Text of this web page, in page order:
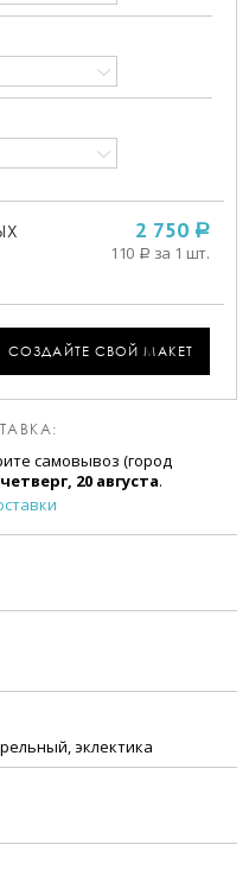
2 750 a
110 a за 1 шт.
СОЗДАЙТЕ СВОЙ МАКЕТ
самовывоз (город
четверг, 20 августа.
эклектика